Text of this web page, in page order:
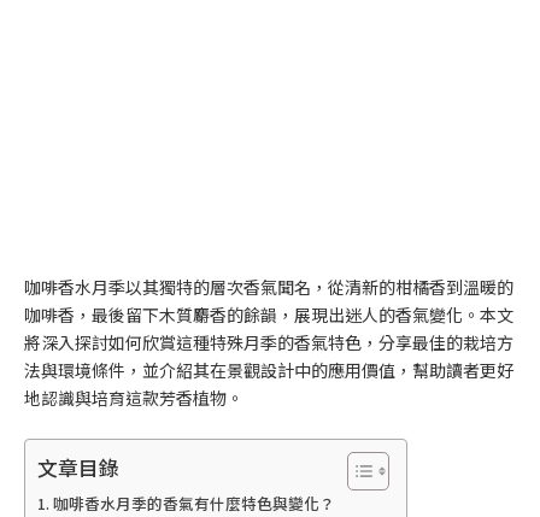
咖啡香水月季以其獨特的層次香氣聞名，從清新的柑橘香到溫暖的
咖啡香，最後留下木質麝香的餘韻，展現出迷人的香氣變化。本文
將深入探討如何欣賞這種特殊月季的香氣特色，分享最佳的栽培方
法與環境條件，並介紹其在景觀設計中的應用價值，幫助讀者更好
地認識與培育這款芳香植物。
文章目錄
咖啡香水月季的香氣有什麼特色與變化？